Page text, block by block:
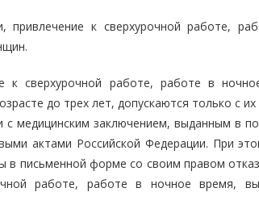
привлечение к сверхурочной работе,
к сверхурочной работе, работе в
до трех лет, допускаются только с их
медицинским заключением, выданным в
актами Российской Федерации. При
письменной форме со своим правом
работе, работе в ночное время,